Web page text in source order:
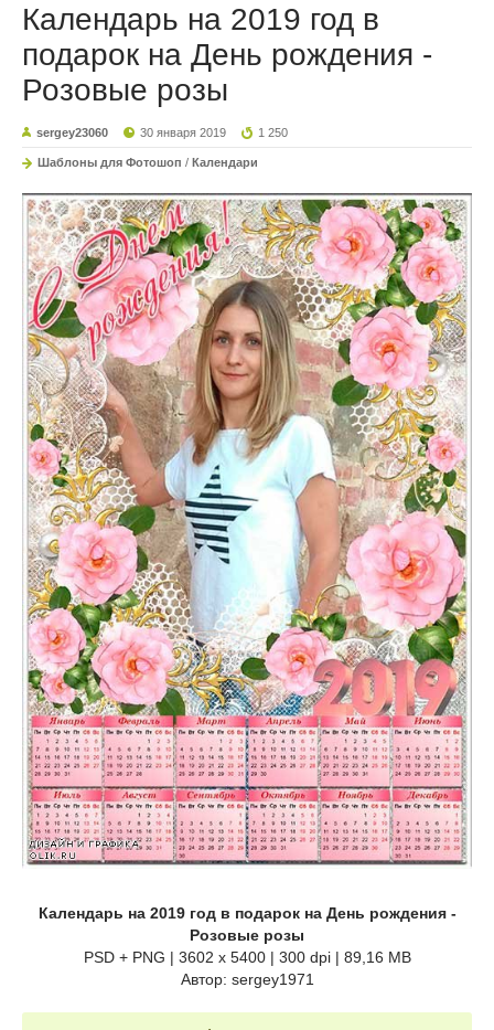
Календарь на 2019 год в
подарок на День рождения -
Розовые розы
sergey23060 30 января 2019 1 250
Шаблоны для Фотошоп / Календари
Календарь на 2019 год в подарок на День рождения -
Розовые розы
PSD + PNG | 3602 x 5400 | 300 dpi | 89,16 MB
Автор: sergey1971